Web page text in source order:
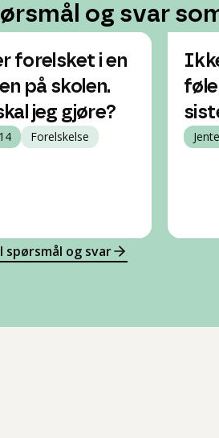
og svar
forelsket i en
på skolen.
jeg gjøre?
Forelskelse
spørsmål og svar